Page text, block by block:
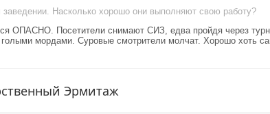
Насколько хорошо они выполняют свою работу?
ОПАСНО. Посетители снимают СИЗ, едва пройдя через
мордами. Суровые смотрители молчат. Хорошо хоть
Эрмитаж